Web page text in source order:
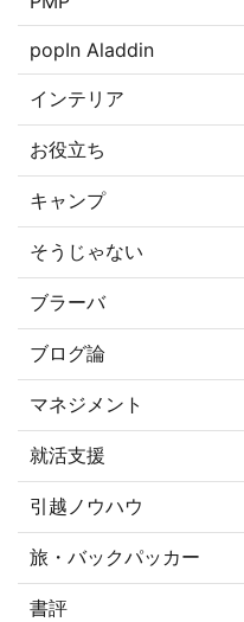
popIn Aladdin
インテリア
お役立ち
キャンプ
そうじゃない
ブラーバ
ブログ論
マネジメント
就活支援
引越ノウハウ
旅・バックパッカー
書評